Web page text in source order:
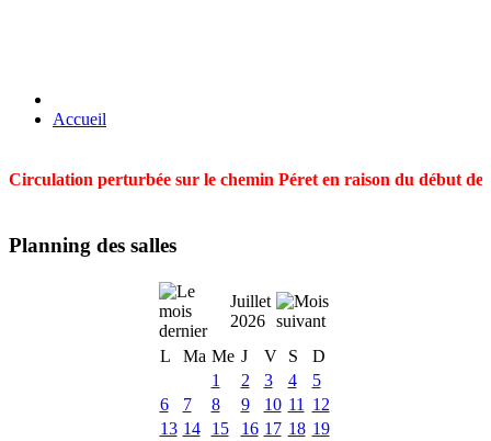
Accueil
Circulation perturbée sur le chemin Péret en raison du début
Planning des salles
Juillet
2026
L
Ma Me J V S
D
1
2 3 4
5
6
7 8 9 10 11
12
13 14 15 16 17 18 19